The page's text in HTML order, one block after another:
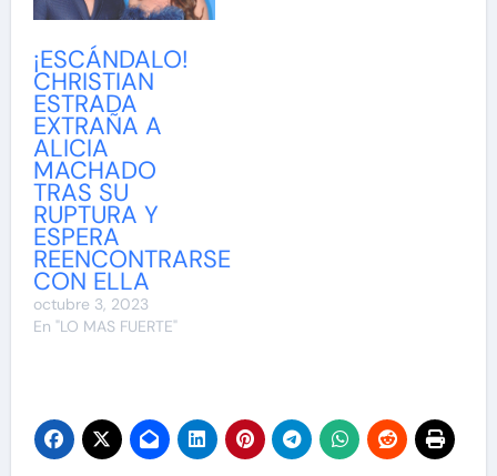
¡ESCÁNDALO!
CHRISTIAN
ESTRADA
EXTRAÑA A
ALICIA
MACHADO
TRAS SU
RUPTURA Y
ESPERA
REENCONTRARSE
CON ELLA
octubre 3, 2023
En "LO MAS FUERTE"